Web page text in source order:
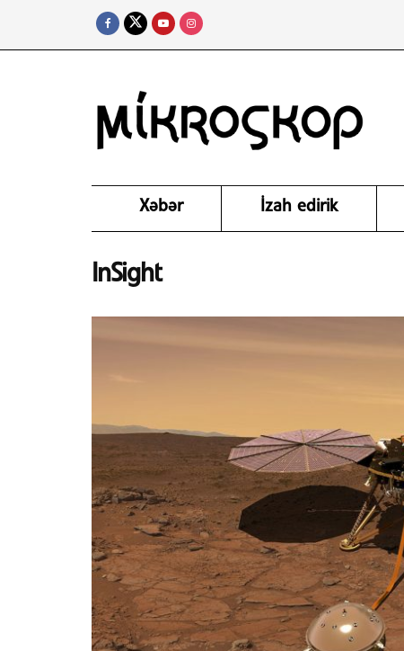
Xəbər İzah edirik
InSight